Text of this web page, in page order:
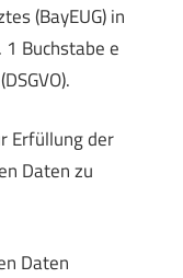
(BayEUG) in
Buchstabe e
Erfüllung der
Daten zu
Daten